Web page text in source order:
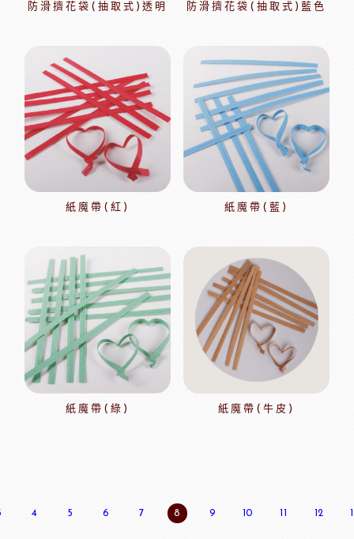
防滑擠花袋(抽取式)透明 防滑擠花袋(抽取式)藍色
紙魔帶(紅) 紙魔帶(藍)
紙魔帶(綠) 紙魔帶(牛皮)
4 5 6 7 8 9 10 11 12